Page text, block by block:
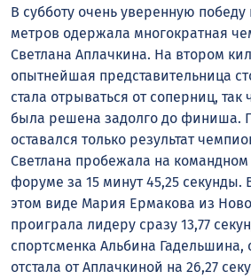
В субботу очень уверенную победу
метров одержала многократная
Светлана Аплачкина. На втором
опытнейшая представительница
стала отрываться от соперниц, так
была решена задолго до финиша.
оставался только результат
Светлана пробежала на
форуме за 15 минут 45,25 секунды.
этом виде Мария Ермакова из
проиграла лидеру сразу 13,77
спортсменка Альбина Гадельшина,
отстала от Аплачкиной на 26,27